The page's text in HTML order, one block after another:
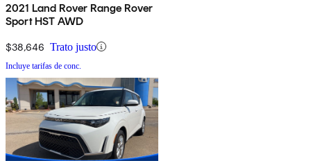
2021 Land Rover Range Rover
Sport HST AWD
$38,646 Trato justo
Incluye tarifas de conc.